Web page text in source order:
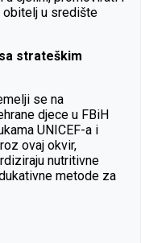
obitelj u središte
strateškim
se na
djece u FBiH
UNICEF-a i
ovaj okvir,
nutritivne
metode za